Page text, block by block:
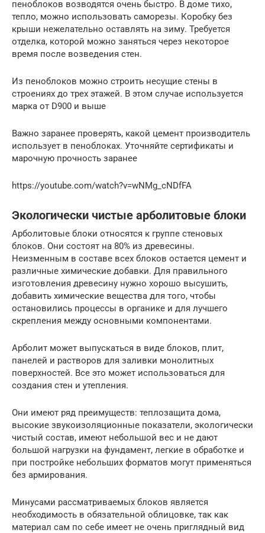
пеноблоков возводятся очень быстро. В доме тихо,
тепло, можно использовать саморезы. Коробку без
крыши нежелательно оставлять на зиму. Требуется
отделка, которой можно заняться через некоторое
время после возведения стен.
Из пеноблоков можно строить несущие стены в
строениях до трех этажей. В этом случае используется
марка от D900 и выше
Важно заранее проверять, какой цемент производитель
использует в пеноблоках. Уточняйте сертификаты и
марочную прочность заранее
https://youtube.com/watch?v=wNMg_cNDfFA
Экологически чистые арболитовые блоки
Арболитовые блоки относятся к группе стеновых
блоков. Они состоят на 80% из древесины.
Неизменным в составе всех блоков остается цемент и
различные химические добавки. Для правильного
изготовления древесину нужно хорошо высушить,
добавить химические вещества для того, чтобы
остановились процессы в органике и для лучшего
скрепления между основными компонентами.
Арболит может выпускаться в виде блоков, плит,
панелей и растворов для заливки монолитных
поверхностей. Все это может использоваться для
создания стен и утепления.
Они имеют ряд преимуществ: теплозащита дома,
высокие звукоизоляционные показатели, экологически
чистый состав, имеют небольшой вес и не дают
большой нагрузки на фундамент, легкие в обработке и
при постройке небольших форматов могут применяться
без армирования.
Минусами рассматриваемых блоков является
необходимость в обязательной облицовке, так как
материал сам по себе имеет не очень приглядный вид